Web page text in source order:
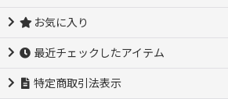
お気に入り
最近チェックしたアイテム
特定商取引法表示